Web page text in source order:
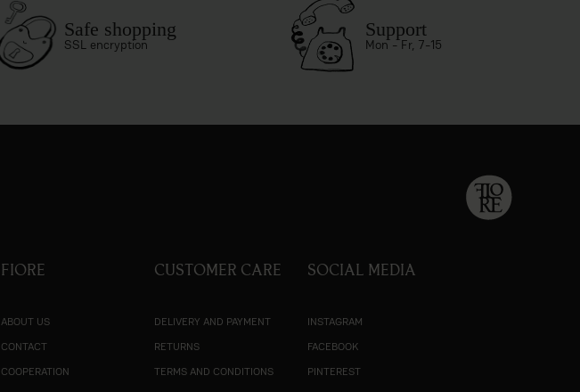
Safe shopping
SSL encryption
Support
Mon - Fr, 7-15
FIORE
ABOUT US
CONTACT
COOPERATION
CUSTOMER CARE
DELIVERY AND PAYMENT
RETURNS
TERMS AND CONDITIONS
SOCIAL MEDIA
INSTAGRAM
FACEBOOK
PINTEREST